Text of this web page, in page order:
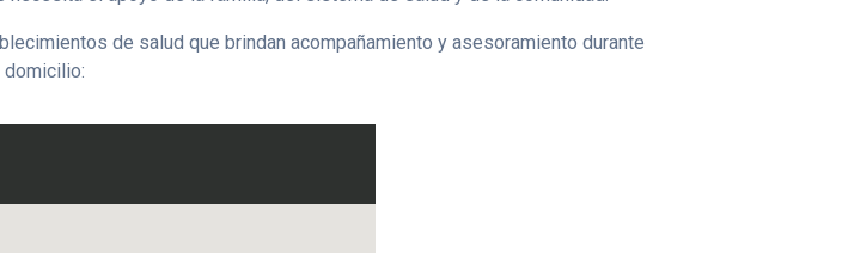
de salud que brindan acompañamiento y asesoramiento durante
domicilio: